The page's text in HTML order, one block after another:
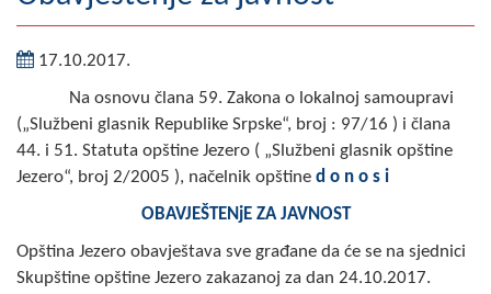
Geografija
Zanimljivosti
Fotogalerija
O Načelniku
17.10.2017.
Na osnovu člana 59. Zakona o lokalnoj samoupravi
(„Službeni glasnik Republike Srpske“, broj : 97/16 ) i člana
44. i 51. Statuta opštine Jezero ( „Službeni glasnik opštine
Jezero“, broj 2/2005 ), načelnik opštine d o n o s i
OBAVJEŠTENjE ZA JAVNOST
Opština Jezero obavještava sve građane da će se na sjednici
Skupštine opštine Jezero zakazanoj za dan 24.10.2017.